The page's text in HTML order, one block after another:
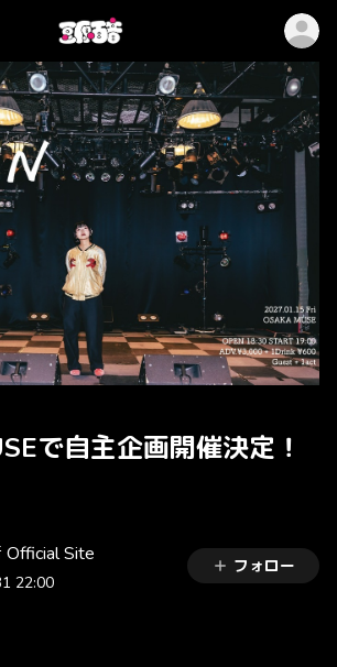
で自主企画開催決定！
Official Site
22:00
フォロー